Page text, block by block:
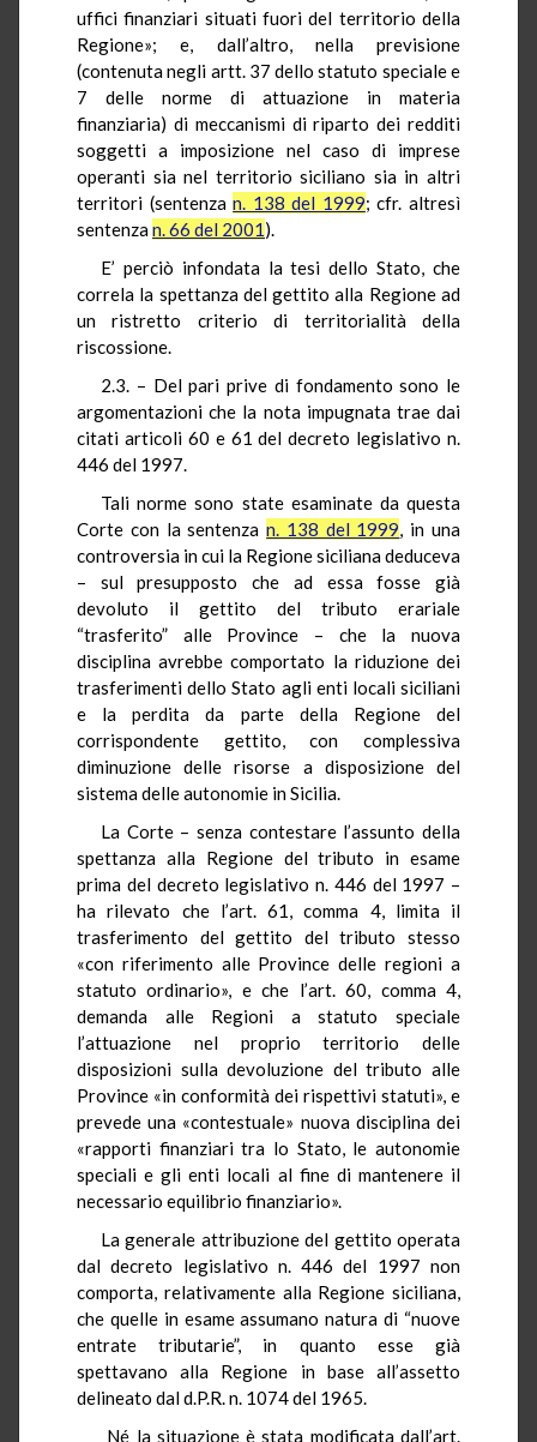
uffici finanziari situati fuori del territorio della
Regione»; e, dall’altro, nella previsione
(contenuta negli artt. 37 dello statuto speciale e
7 delle norme di attuazione in materia
finanziaria) di meccanismi di riparto dei redditi
soggetti a imposizione nel caso di imprese
operanti sia nel territorio siciliano sia in altri
territori (sentenzan. 138 del 1999; cfr. altresì
sentenzan. 66 del 2001).
E’ perciò infondata la tesi dello Stato, che
correla la spettanza del gettito alla Regione ad
un ristretto criterio di territorialità della
riscossione.
2.3. – Del pari prive di fondamento sono le
argomentazioni che la nota impugnata trae dai
citati articoli 60 e 61 del decreto legislativo n.
446 del 1997.
Tali norme sono state esaminate da questa
Corte con la sentenzan. 138 del 1999, in una
controversia in cui la Regione siciliana deduceva
– sul presupposto che ad essa fosse già
devoluto il gettito del tributo erariale
“trasferito” alle Province – che la nuova
disciplina avrebbe comportato la riduzione dei
trasferimenti dello Stato agli enti locali siciliani
e la perdita da parte della Regione del
corrispondente gettito, con complessiva
diminuzione delle risorse a disposizione del
sistema delle autonomie in Sicilia.
La Corte – senza contestare l’assunto della
spettanza alla Regione del tributo in esame
prima del decreto legislativo n. 446 del 1997 –
ha rilevato che l’art. 61, comma 4, limita il
trasferimento del gettito del tributo stesso
«con riferimento alle Province delle regioni a
statuto ordinario», e che l’art. 60, comma 4,
demanda alle Regioni a statuto speciale
l’attuazione nel proprio territorio delle
disposizioni sulla devoluzione del tributo alle
Province «in conformità dei rispettivi statuti», e
prevede una «contestuale» nuova disciplina dei
«rapporti finanziari tra lo Stato, le autonomie
speciali e gli enti locali al fine di mantenere il
necessario equilibrio finanziario».
La generale attribuzione del gettito operata
dal decreto legislativo n. 446 del 1997 non
comporta, relativamente alla Regione siciliana,
che quelle in esame assumano natura di “nuove
entrate tributarie”, in quanto esse già
spettavano alla Regione in base all’assetto
delineato dal d.P.R. n. 1074 del 1965.
Né la situazione è stata modificata dall’art.